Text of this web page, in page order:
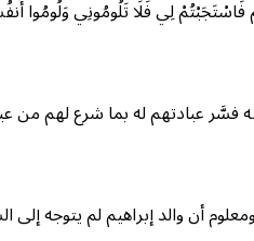
لِي فَلَا تَلُومُونِي وَلُومُوا
عبادتهم له بما شرع لهم من
أن والد إبراهيم لم يتوجه إلى